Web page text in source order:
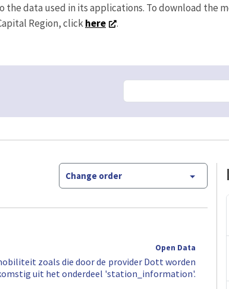
the data used in its applications. To download the
Region, clickhere .
Change order
Open Data
zoals die door de provider Dott worden
uit het onderdeel 'station_information'.